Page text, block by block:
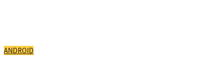
ANDROID